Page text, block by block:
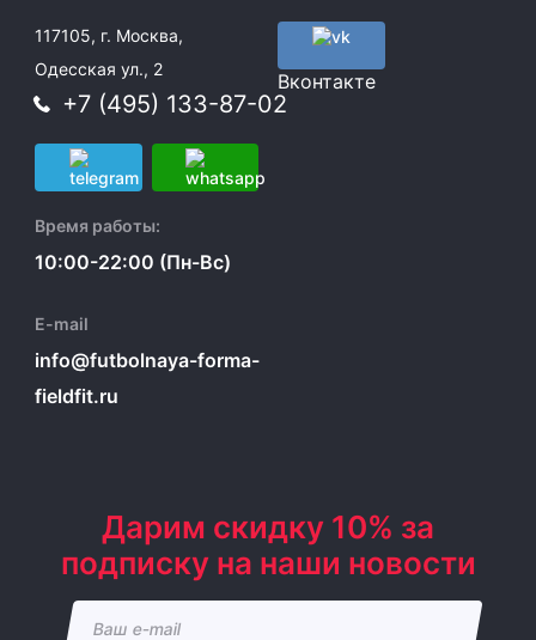
117105, г. Москва,
Одесская ул., 2
+7 (495) 133-87-02
Время работы:
10:00-22:00 (Пн-Вс)
E-mail
info@futbolnaya-forma-
fieldfit.ru
Вконтакте
Дарим скидку 10% за
подписку на наши новости